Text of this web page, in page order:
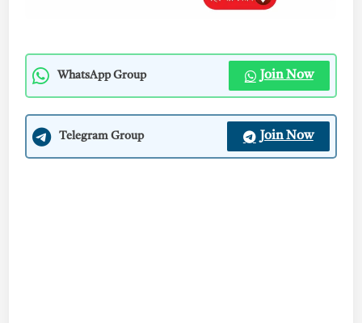
WhatsApp Group Join Now
Telegram Group Join Now